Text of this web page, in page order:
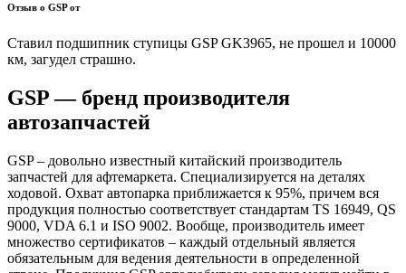
Отзыв о GSP от
Ставил подшипник ступицы GSP GK3965, не прошел и 10000
км, загудел страшно.
GSP — бренд производителя
автозапчастей
GSP – довольно известный китайский производитель
запчастей для афтемаркета. Специализируется на деталях
ходовой. Охват автопарка приближается к 95%, причем вся
продукция полностью соответствует стандартам TS 16949, QS
9000, VDA 6.1 и ISO 9002. Вообще, производитель имеет
множество сертификатов – каждый отдельный является
обязательным для ведения деятельности в определенной